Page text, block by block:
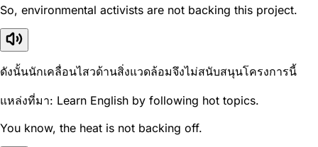
So, environmental activists are not backing this project.
ดังนั้นนักเคลื่อนไสวด้านสิ่งแวดล้อมจึงไม่สนับสนุนโครงการนี้
แหล่งที่มา: Learn English by following hot topics.
You know, the heat is not backing off.